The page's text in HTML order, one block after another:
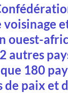
ouest-
autres
180
paix et